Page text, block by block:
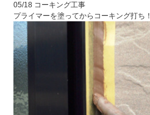
05/18 コーキング工事
プライマーを塗ってからコーキング打ち！